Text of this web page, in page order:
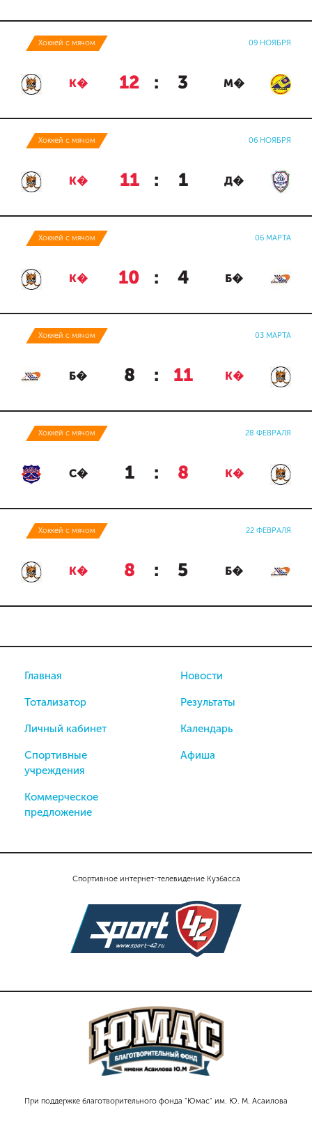
Хоккей с мячом 09 НОЯБРЯ
К� 12 : 3 М�
Хоккей с мячом 06 НОЯБРЯ
К� 11 : 1 Д�
Хоккей с мячом 06 МАРТА
К� 10 : 4 Б�
Хоккей с мячом 03 МАРТА
Б� 8 : 11 К�
Хоккей с мячом 28 ФЕВРАЛЯ
С� 1 : 8 К�
Хоккей с мячом 22 ФЕВРАЛЯ
К� 8 : 5 Б�
Спортивное интернет-телевидение Кузбасса
При поддержке благотворительного фонда "Юмас" им. Ю. М. Асаилова
Главная
Тотализатор
Личный кабинет
Спортивные
учреждения
Коммерческое
предложение
Новости
Результаты
Календарь
Афиша